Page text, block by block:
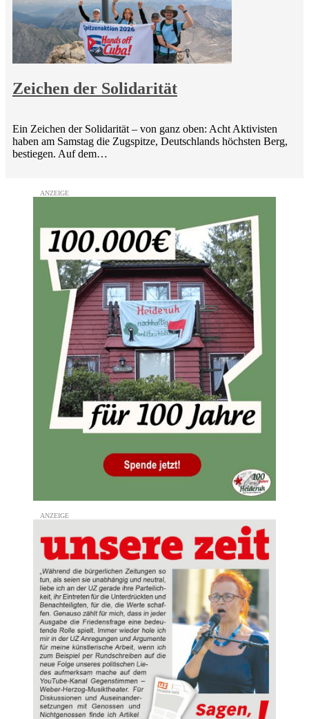
Zeichen der Solidarität
Ein Zeichen der Solidarität – von ganz oben: Acht Aktivisten
haben am Samstag die Zugspitze, Deutschlands höchsten Berg,
bestiegen. Auf dem…